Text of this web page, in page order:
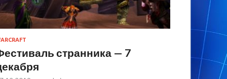
странника — 7